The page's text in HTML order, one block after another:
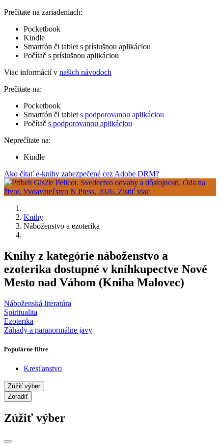
Prečítate na zariadeniach:
Pocketbook
Kindle
Smartfón či tablet s príslušnou aplikáciou
Počítač s príslušnou aplikáciou
Viac informácií v našich návodoch
Prečítate na:
Pocketbook
Smartfón či tablet s podporovanou aplikáciou
Počítač s podporovanou aplikáciou
Neprečítate na:
Kindle
Ako čítať e-knihy zabezpečené cez Adobe DRM?
Knihy
Náboženstvo a ezoterika
Knihy z kategórie náboženstvo a
ezoterika dostupné v kníhkupectve Nové
Mesto nad Váhom (Kniha Malovec)
Náboženská literatúra
Spiritualita
Ezoterika
Záhady a paranormálne javy
Populárne filtre
Kresťanstvo
Zúžiť výber
Zoradiť
Zúžiť výber